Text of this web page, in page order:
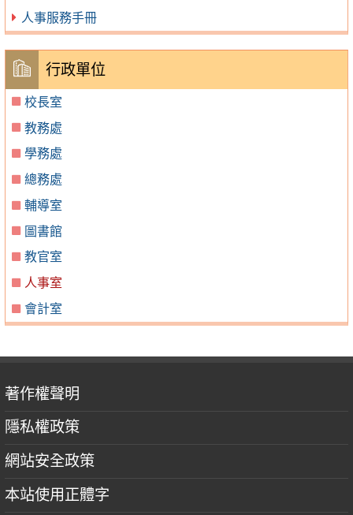
人事服務手冊
行政單位
校長室
教務處
學務處
總務處
輔導室
圖書館
教官室
人事室
會計室
著作權聲明
隱私權政策
網站安全政策
本站使用正體字